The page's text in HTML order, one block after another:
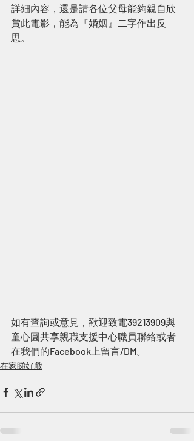
詳細內容，還是請各位父母能夠親自欣
賞此電影，能為『婚姻』二字作出反
思。
如有查詢或意見，歡迎致電39213909與
童心圓共享親職支援中心職員聯絡或者
在我們的Facebook上留言/DM。
在家睇好戲